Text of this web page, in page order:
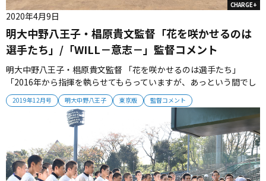
CHARGE+
2019年12月号 明大中野八王子 東京版 監督コメント
明大中野八王子・椙原貴文監督「花を咲かせるのは
選手たち」/「WILL－意志－」監督コメント
2020年4月9日
明大中野八王子・椙原貴文監督 「花を咲かせるのは選手たち」
「2016年から指揮を執らせてもらっていますが、あっという間でし
た。 結果については決して満足できるものではないと考えています
が、明八野球部が甲子園出場を成し遂げるための土台ができてきて
いると感じます。 土作りができたあとに、花を咲かせるのは選手た